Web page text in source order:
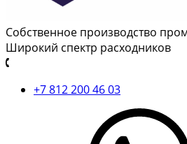
Собственное производство
Широкий спектр расходников
+7 812 200 46 03